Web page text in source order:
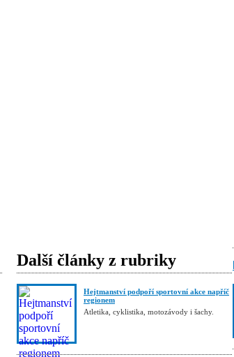
Další články z rubriky
Hejtmanství podpoří sportovní akce napříč
regionem
Atletika, cyklistika, motozávody i šachy.